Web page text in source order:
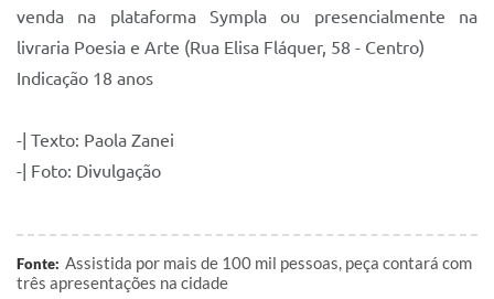
venda na plataforma Sympla ou presencialmente na
livraria Poesia e Arte (Rua Elisa Fláquer, 58 - Centro)
Indicação 18 anos
-| Texto: Paola Zanei
-| Foto: Divulgação
Fonte: Assistida por mais de 100 mil pessoas, peça contará com
três apresentações na cidade